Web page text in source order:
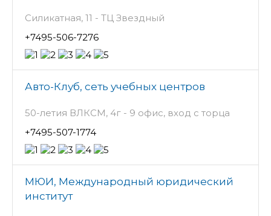
Силикатная, 11 - ТЦ Звездный
+7495-506-7276
Авто-Клуб, сеть учебных центров
50-летия ВЛКСМ, 4г - 9 офис, вход с торца
+7495-507-1774
МЮИ, Международный юридический
институт